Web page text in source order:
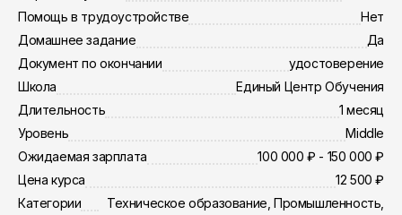
Помощь в трудоустройстве
Нет
Домашнее задание
Да
Документ по окончании
удостоверение
Школа
Единый Центр Обучения
Длительность
1 месяц
Уровень
Middle
Ожидаемая зарплата
100 000 ₽ - 150 000 ₽
Цена курса
12 500 ₽
Категории
Техническое образование, Промышленность,